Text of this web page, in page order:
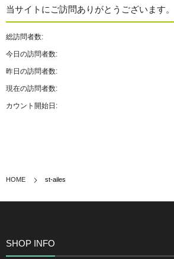
当サイトにご訪問ありがとうございます。
総訪問者数:
今日の訪問者数:
昨日の訪問者数:
現在の訪問者数:
カウント開始日:
HOME st-ailes
SHOP INFO